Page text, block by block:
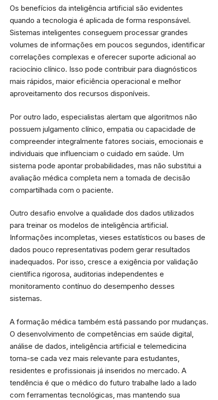
Os benefícios da inteligência artificial são evidentes
quando a tecnologia é aplicada de forma responsável.
Sistemas inteligentes conseguem processar grandes
volumes de informações em poucos segundos, identificar
correlações complexas e oferecer suporte adicional ao
raciocínio clínico. Isso pode contribuir para diagnósticos
mais rápidos, maior eficiência operacional e melhor
aproveitamento dos recursos disponíveis.
Por outro lado, especialistas alertam que algoritmos não
possuem julgamento clínico, empatia ou capacidade de
compreender integralmente fatores sociais, emocionais e
individuais que influenciam o cuidado em saúde. Um
sistema pode apontar probabilidades, mas não substitui a
avaliação médica completa nem a tomada de decisão
compartilhada com o paciente.
Outro desafio envolve a qualidade dos dados utilizados
para treinar os modelos de inteligência artificial.
Informações incompletas, vieses estatísticos ou bases de
dados pouco representativas podem gerar resultados
inadequados. Por isso, cresce a exigência por validação
científica rigorosa, auditorias independentes e
monitoramento contínuo do desempenho desses
sistemas.
A formação médica também está passando por mudanças.
O desenvolvimento de competências em saúde digital,
análise de dados, inteligência artificial e telemedicina
torna-se cada vez mais relevante para estudantes,
residentes e profissionais já inseridos no mercado. A
tendência é que o médico do futuro trabalhe lado a lado
com ferramentas tecnológicas, mas mantendo sua